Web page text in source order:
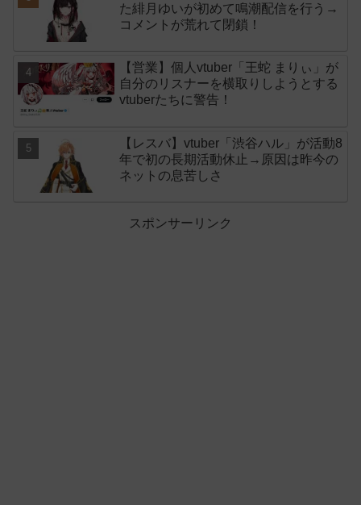
た緋月ゆいが初めて鳴潮配信を行う→
コメントが荒れて閉鎖！
【営業】個人vtuber「王蛇 まりぃ」が
自分のリスナーを横取りしようとする
vtuberたちに警告！
【レスバ】vtuber「渋谷ハル」が活動8
年で初の長期活動休止→原因は昨今の
ネットの息苦しさ
スポンサーリンク